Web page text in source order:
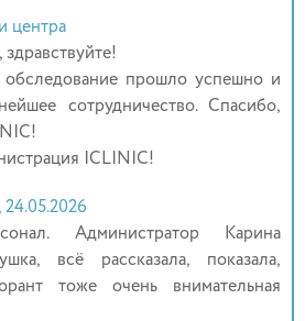
центра
обследование прошло успешно и
сотрудничество. Спасибо,
ICLINIC!
Администратор Карина
всё рассказала, показала,
тоже очень внимательная